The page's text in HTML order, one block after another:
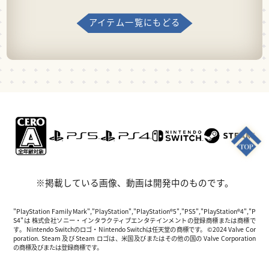
アイテム一覧にもどる
※掲載している画像、動画は開発中のものです。
"PlayStation Family Mark","PlayStation","PlayStation®5","PS5","PlayStation®4","P
S4"は 株式会社ソニー・インタラクティブエンタテインメントの登録商標または商標で
す。 Nintendo Switchのロゴ・Nintendo Switchは任天堂の商標です。 ©2024 Valve Cor
poration. Steam 及び Steam ロゴは、米国及びまたはその他の国の Valve Corporation
の商標及びまたは登録商標です。